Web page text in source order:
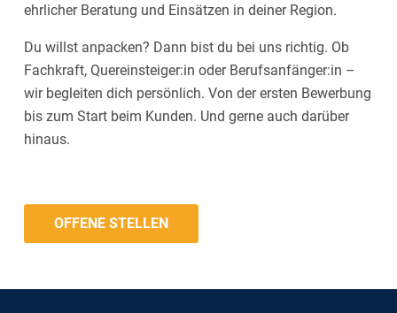
ehrlicher Beratung und Einsätzen in deiner Region.
Du willst anpacken? Dann bist du bei uns richtig. Ob
Fachkraft, Quereinsteiger:in oder Berufsanfänger:in –
wir begleiten dich persönlich. Von der ersten Bewerbung
bis zum Start beim Kunden. Und gerne auch darüber
hinaus.
OFFENE STELLEN